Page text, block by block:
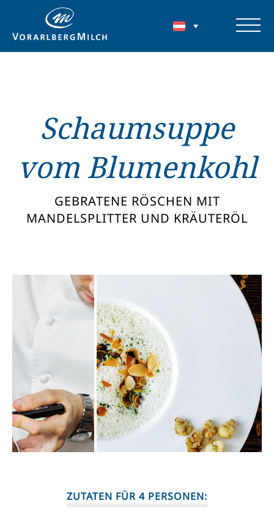
Schaumsuppe
vom Blumenkohl
GEBRATENE RÖSCHEN MIT
MANDELSPLITTER UND KRÄUTERÖL
ZUTATEN FÜR 4 PERSONEN: